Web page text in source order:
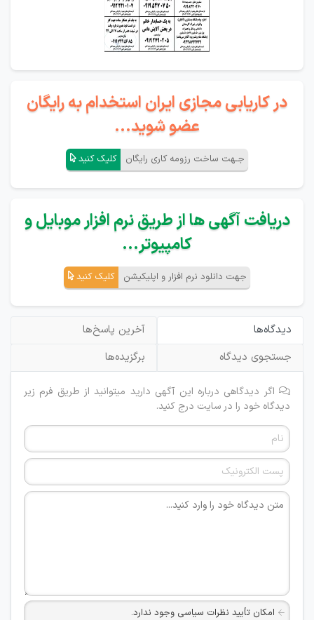
در کاریابی مجازی ایران استخدام به رایگان
عضو شوید...
جـهت ساخت رزومه کاری رایگان کلیک کنید
دریافت آگهی ها از طریق نرم افزار موبایل و
کامپیوتر...
جهت دانلود نرم افزار و اپلیکیشن کلیک کنید
دیدگاه‌ها
آخرین پاسخ‌ها
جستجوی دیدگاه
برگزیده‌ها
اگر دیدگاهی درباره این آگهی دارید میتوانید از طریق فرم زیر
دیدگاه خود را در سایت درج کنید.
امکان تأیید نظرات سیاسی وجود ندارد.